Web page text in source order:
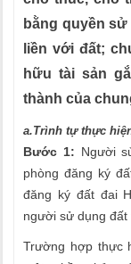
bằng quyền
liền với đất;
hữu tài sản
thành của
a.Trình tự thực
Bước 1: Người
phòng đăng ký
đăng ký đất đai
người sử dụng đất
Trường hợp thực